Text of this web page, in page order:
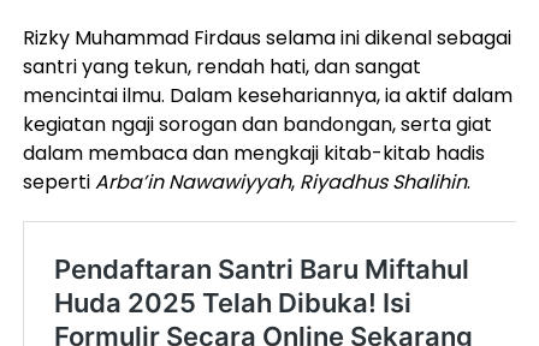
Rizky Muhammad Firdaus selama ini dikenal sebagai
santri yang tekun, rendah hati, dan sangat
mencintai ilmu. Dalam kesehariannya, ia aktif dalam
kegiatan ngaji sorogan dan bandongan, serta giat
dalam membaca dan mengkaji kitab-kitab hadis
sepertiArba’in Nawawiyyah, Riyadhus Shalihin.